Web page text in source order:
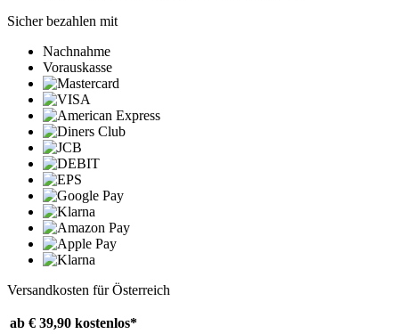
Sicher bezahlen mit
Nachnahme
Vorauskasse
Versandkosten für Österreich
ab € 39,90 kostenlos*